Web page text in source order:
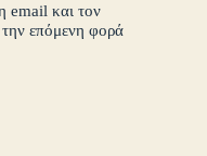
email και τον
την επόμενη φορά